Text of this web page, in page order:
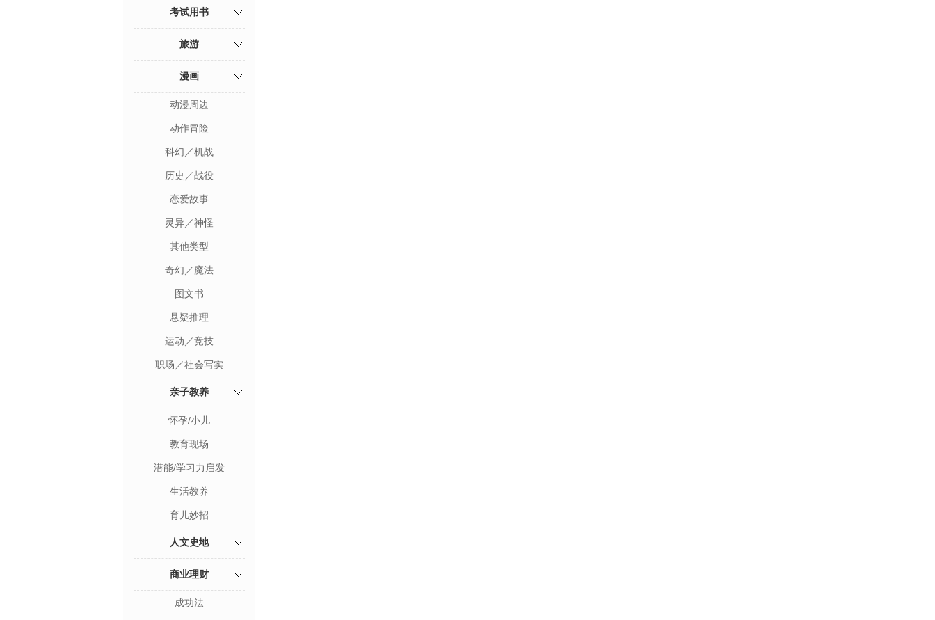
考试用书
旅游
漫画
动漫周边
动作冒险
科幻／机战
历史／战役
恋爱故事
灵异／神怪
其他类型
奇幻／魔法
图文书
悬疑推理
运动／竞技
职场／社会写实
亲子教养
怀孕/小儿
教育现场
潜能/学习力启发
生活教养
育儿妙招
人文史地
商业理财
成功法